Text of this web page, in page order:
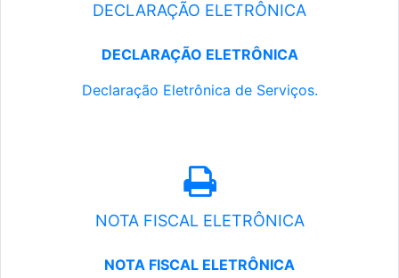
DECLARAÇÃO ELETRÔNICA
DECLARAÇÃO ELETRÔNICA
Declaração Eletrônica de Serviços.
NOTA FISCAL ELETRÔNICA
NOTA FISCAL ELETRÔNICA